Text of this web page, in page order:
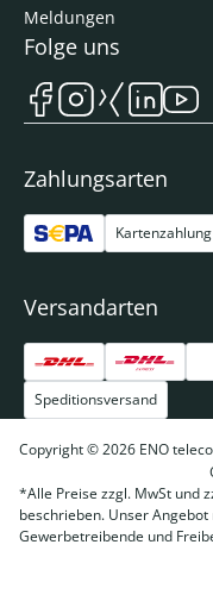
Meldungen
Zahlungsarten
Kartenzahlung
Versandarten
Speditionsversand
Folge uns
Copyright © 2026 ENO
*Alle Preise zzgl. MwSt und
beschrieben. Unser
Gewerbetreibende und